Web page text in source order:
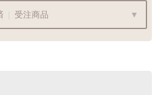
受注商品